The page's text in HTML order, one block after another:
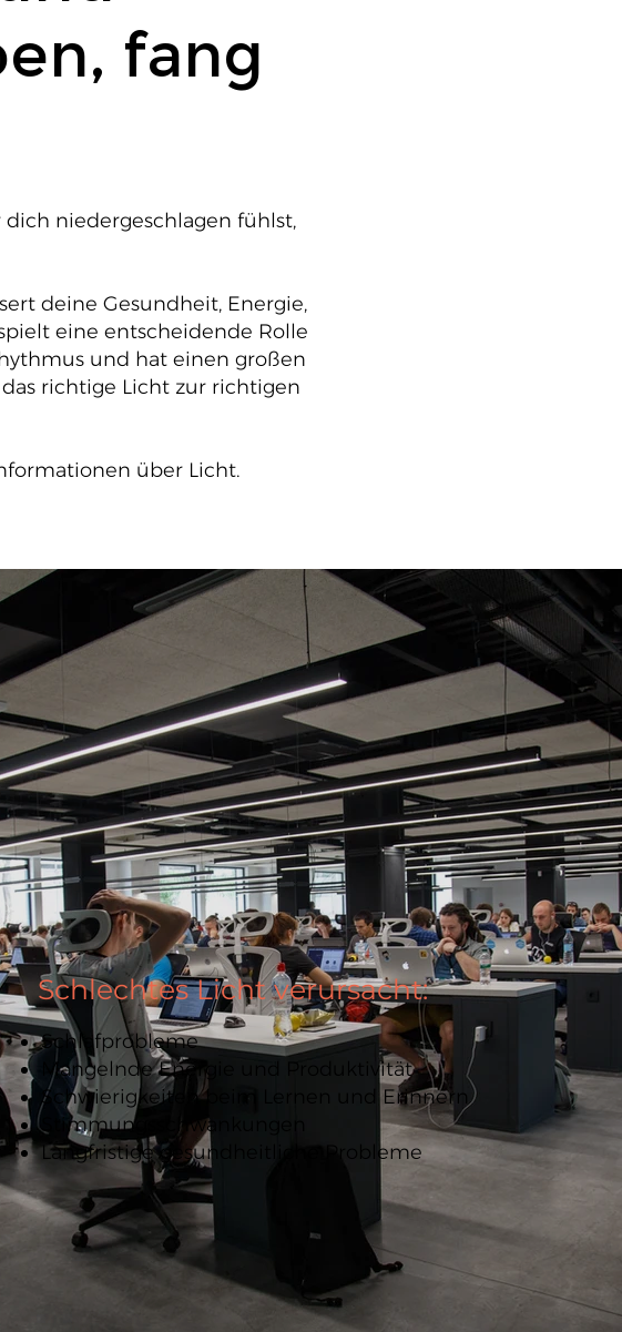
fang
niedergeschlagen fühlst,
deine Gesundheit, Energie,
eine entscheidende Rolle
und hat einen großen
richtige Licht zur richtigen
über Licht.
Schlechtes Licht verursacht:
Schlafprobleme
Mangelnde Energie und Produktivität
Schwierigkeiten beim Lernen und Erinnern
Stimmungsschwankungen
Langfristige gesundheitliche Probleme